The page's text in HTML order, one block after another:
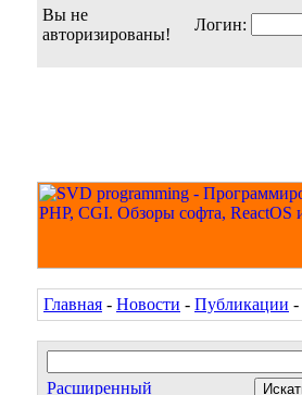
Вы не
авторизированы!
Логин:
Главная - Новости - Публикации -
Расширенный